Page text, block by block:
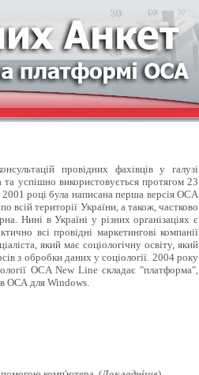
провідних фахівців у галузі
успішно використовується протягом 23
році була написана перша версія OCA
території України, а також, частково
Нині в Україні у різних організаціях є
всі провідні маркетингові компанії
який має соціологічну освіту, який
з обробки даних у соціології. 2004 року
OCA New Line складає "платформа",
в ОСА для Windows.